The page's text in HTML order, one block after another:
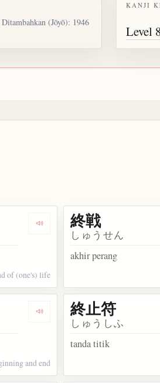
(Jōyō): 1946
KANJI
Level
Dengarkan kosakata 終わり
of (one's) life
終戦
しゅうせん
akhir perang
Dengarkan kosakata 終始
and end
終止符
しゅうしふ
tanda titik